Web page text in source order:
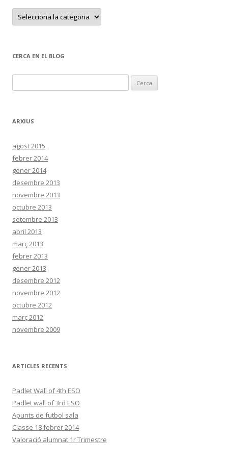
B
s
e
r
a
e
i
e
CERCA EN EL BLOG
e
c
ARXIUS
agost 2015
febrer 2014
gener 2014
desembre 2013
novembre 2013
octubre 2013
setembre 2013
abril 2013
març 2013
febrer 2013
gener 2013
desembre 2012
novembre 2012
octubre 2012
març 2012
novembre 2009
ARTICLES RECENTS
Padlet Wall of 4th ESO
Padlet wall of 3rd ESO
Apunts de futbol sala
Classe 18 febrer 2014
Valoració alumnat 1r Trimestre